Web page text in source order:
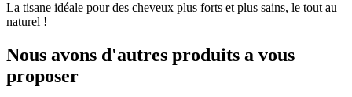
La tisane idéale pour des cheveux plus forts et plus sains, le tout au
naturel !
Nous avons d'autres produits a vous
proposer